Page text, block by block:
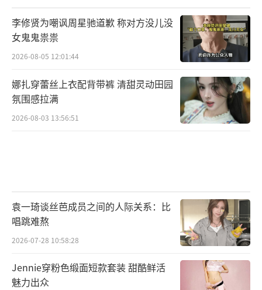
李修贤为嘲讽周星驰道歉 称对方没儿没
女鬼鬼祟祟
2026-08-05 12:01:44
娜扎穿蕾丝上衣配背带裤 清甜灵动田园
氛围感拉满
2026-08-03 13:56:51
袁一琦谈丝芭成员之间的人际关系：比
唱跳难熬
2026-07-28 10:58:28
Jennie穿粉色缎面短款套装 甜酷鲜活
魅力出众